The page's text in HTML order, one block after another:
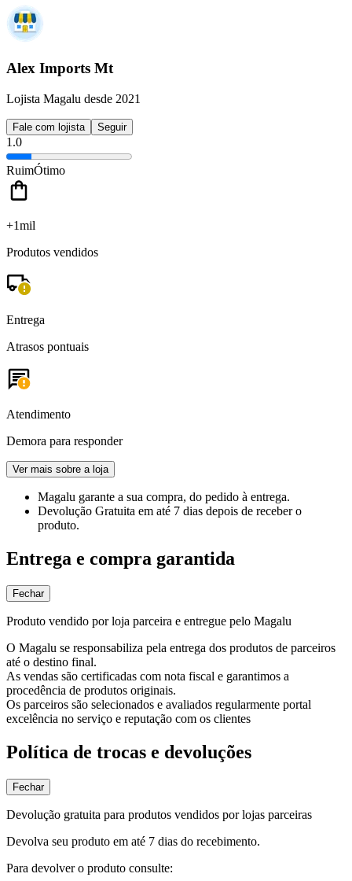
Alex Imports Mt
Lojista Magalu desde 2021
Fale com lojista Seguir
1.0
RuimÓtimo
+1mil
Produtos vendidos
Entrega
Atrasos pontuais
Atendimento
Demora para responder
Ver mais sobre a loja
Magalu garante a sua compra, do pedido à entrega.
Devolução Gratuita em até 7 dias depois de receber o
produto.
Entrega e compra garantida
Fechar
Produto vendido por loja parceira e entregue pelo Magalu
O Magalu se responsabiliza pela entrega dos produtos de parceiros
até o destino final.
As vendas são certificadas com nota fiscal e garantimos a
procedência de produtos originais.
Os parceiros são selecionados e avaliados regularmente portal
excelência no serviço e reputação com os clientes
Política de trocas e devoluções
Fechar
Devolução gratuita para produtos vendidos por lojas parceiras
Devolva seu produto em até 7 dias do recebimento.
Para devolver o produto consulte: